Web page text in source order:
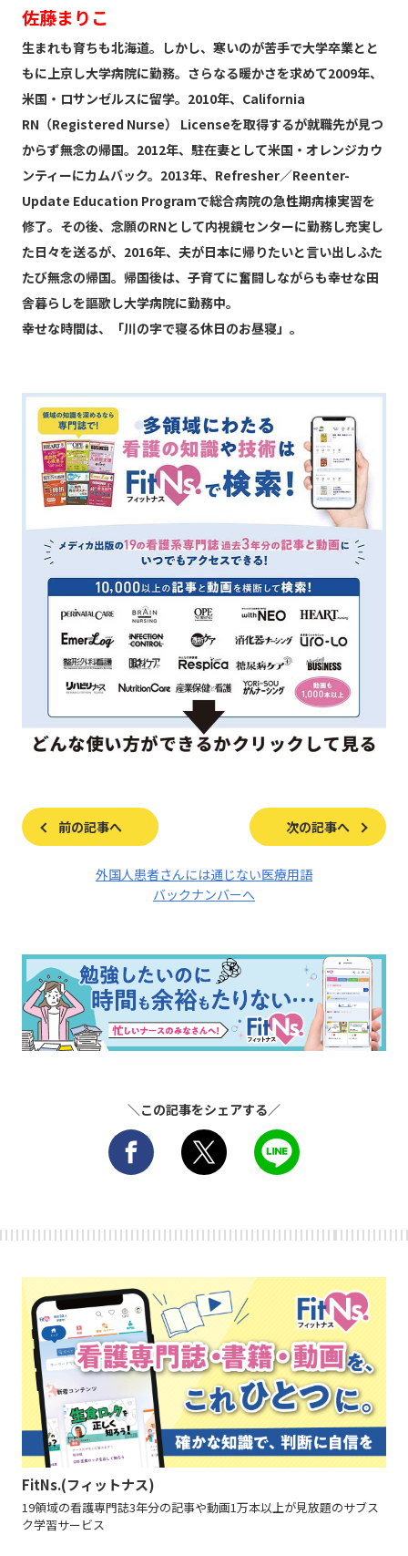
佐藤まりこ
生まれも育ちも北海道。しかし、寒いのが苦手で大学卒業とと
もに上京し大学病院に勤務。さらなる暖かさを求めて2009年、
米国・ロサンゼルスに留学。2010年、California
RN（Registered Nurse） Licenseを取得するが就職先が見つ
からず無念の帰国。2012年、駐在妻として米国・オレンジカウ
ンティーにカムバック。2013年、Refresher／Reenter-
Update Education Programで総合病院の急性期病棟実習を
修了。その後、念願のRNとして内視鏡センターに勤務し充実し
た日々を送るが、2016年、夫が日本に帰りたいと言い出しふた
たび無念の帰国。帰国後は、子育てに奮闘しながらも幸せな田
舎暮らしを謳歌し大学病院に勤務中。
幸せな時間は、「川の字で寝る休日のお昼寝」。
前の記事へ 次の記事へ
外国人患者さんには通じない医療用語
バックナンバーへ
＼この記事をシェアする／
FitNs.(フィットナス)
19領域の看護専門誌3年分の記事や動画1万本以上が見放題のサブス
ク学習サービス